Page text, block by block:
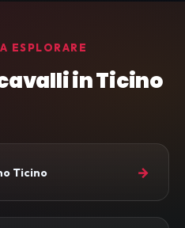
ESPLORARE
in Ticino
Ticino →